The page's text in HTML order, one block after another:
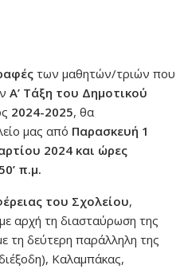
των μαθητών/τριών που
Α’ Τάξη του Δημοτικού
2024-2025, θα
μας από Παρασκευή 1
2024 και ώρες
π.μ.
του Σχολείου,
αρχή τη διασταύρωση της
τη δεύτερη παράλληλη της
Καλαμπάκας,